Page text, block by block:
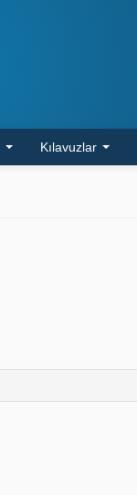
Kılavuzlar